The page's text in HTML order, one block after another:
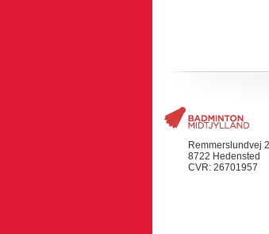
Remmerslundvej
8722 Hedensted
CVR: 26701957